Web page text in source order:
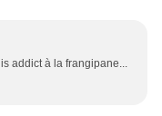
addict à la frangipane...